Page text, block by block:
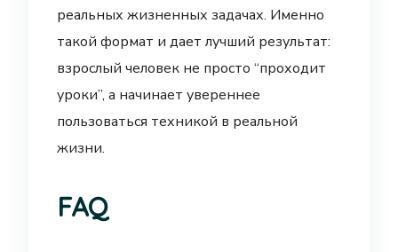
реальных жизненных задачах. Именно
такой формат и дает лучший результат:
взрослый человек не просто “проходит
уроки”, а начинает увереннее
пользоваться техникой в реальной
жизни.
FAQ